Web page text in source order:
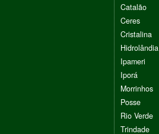
Catalão
Ceres
Cristalina
Hidrolândia
Ipameri
Iporá
Morrinhos
Posse
Rio Verde
Trindade